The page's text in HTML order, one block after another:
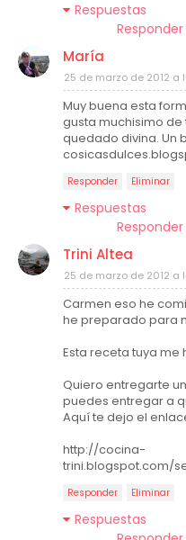
Respuestas
Responder
María
25 de marzo de 2012 a
Muy buena esta
gusta muchisimo
quedado divina. Un
Responder Eliminar
Respuestas
Responder
Trini Altea
25 de marzo de 2012 a
Carmen eso he
he preparado para
Esta receta tuya me
Quiero entregarte
puedes entregar a
Aquí te dejo el
http://cocina-
trini.blogspot.com/
Responder Eliminar
Respuestas